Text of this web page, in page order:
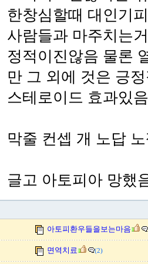
한창심할때 대인기
사람들과 마주치는
정적이진않음 물론
만 그 외에 것은 긍
스테로이드 효과있음
막줄 컨셉 개 노답
글고 아토피아 망했
아토피환우들을보는마음
면역치료 (2)